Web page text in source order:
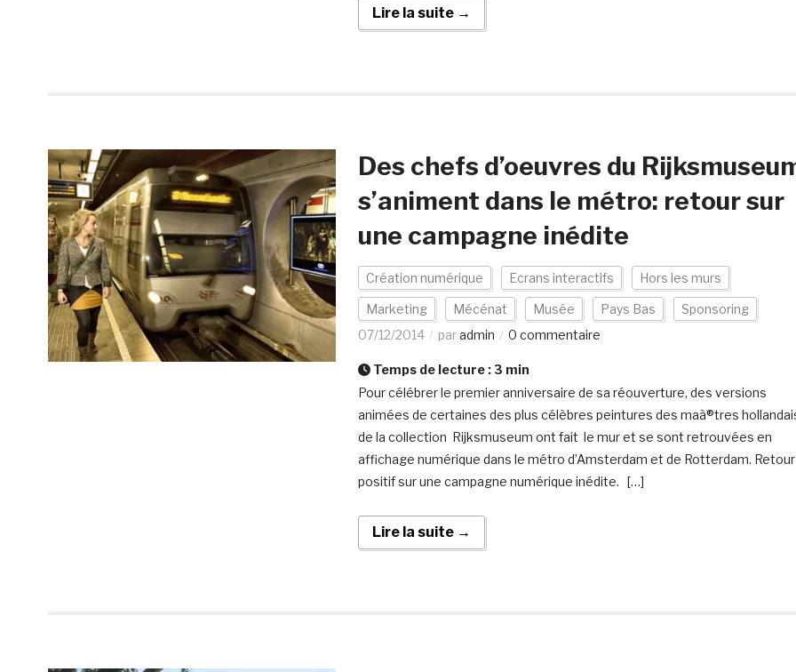
Lire la suite →
Des chefs d’oeuvres du
s’animent dans le métro: retour sur
une campagne inédite
Création numérique Ecrans interactifs Hors les murs
Marketing Mécénat Musée Pays Bas
Sponsoring
07/12/2014
paradmin 0 commentaire
Temps de lecture : 3 min
Pour célébrer le premier anniversaire de sa réouverture, des versions
animées de certaines des plus célèbres peintures des maà®tres
de la collection Rijksmuseum ont fait le mur et se sont retrouvées en
affichage numérique dans le métro d’Amsterdam et de Rotterdam. Retour
positif sur une campagne numérique inédite. […]
Lire la suite →